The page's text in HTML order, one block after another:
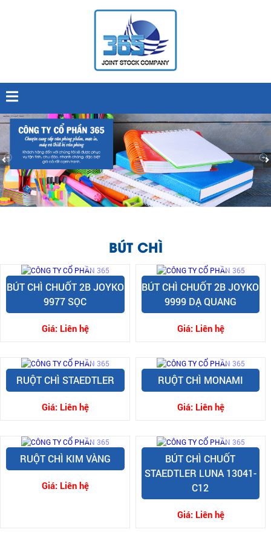
BÚT CHÌ
BÚT CHÌ CHUỐT 2B JOYKO
9977 SỌC
Giá: Liên hệ
BÚT CHÌ CHUỐT 2B JOYKO
9999 DẠ QUANG
Giá: Liên hệ
RUỘT CHÌ STAEDTLER
Giá: Liên hệ
RUỘT CHÌ MONAMI
Giá: Liên hệ
RUỘT CHÌ KIM VÀNG
Giá: Liên hệ
BÚT CHÌ CHUỐT
STAEDTLER LUNA 13041-
C12
Giá: Liên hệ